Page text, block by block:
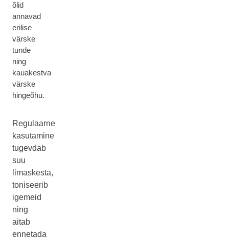
õlid
annavad
erilise
värske
tunde
ning
kauakestva
värske
hingeõhu.
Regulaarne
kasutamine
tugevdab
suu
limaskesta,
toniseerib
igemeid
ning
aitab
ennetada